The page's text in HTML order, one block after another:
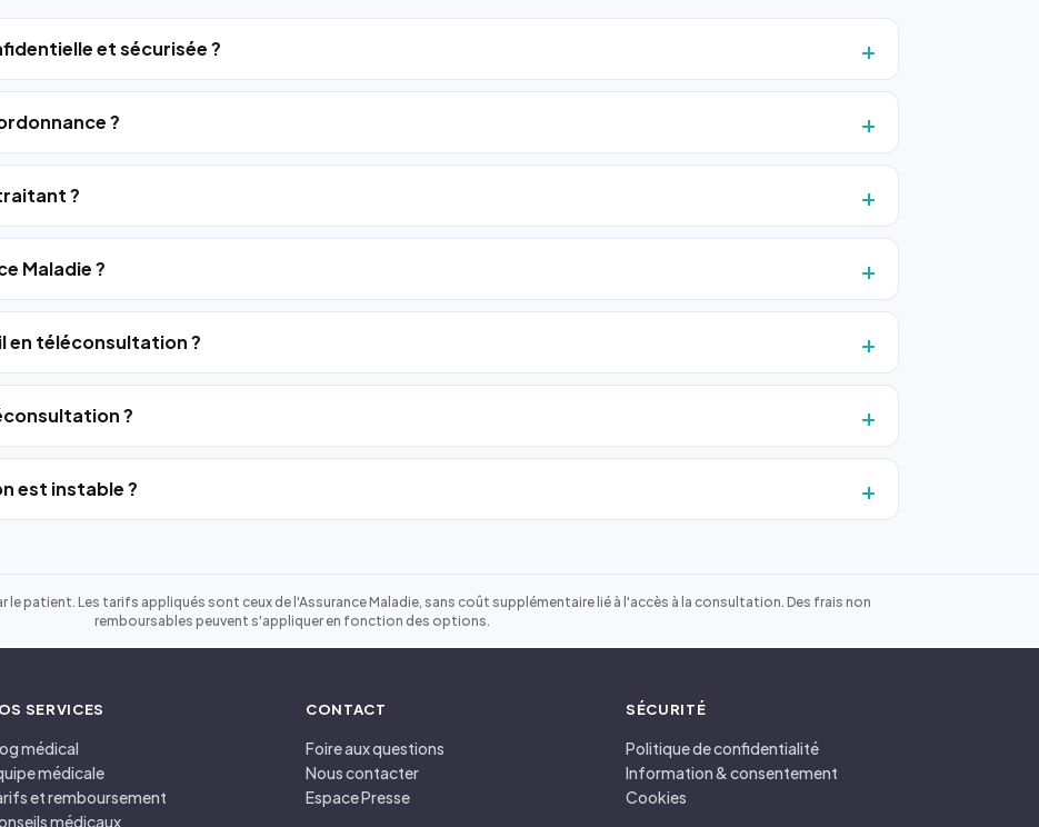
et sécurisée ?
?
?
Maladie ?
en téléconsultation ?
?
est instable ?
patient. Les tarifs appliqués sont ceux de l'Assurance Maladie, sans coût supplémentaire lié à l'accès à la consultation. Des frais non
remboursables peuvent s'appliquer en fonction des options.
SERVICES
médical
médicale
et remboursement
médicaux
CONTACT
Foire aux questions
Nous contacter
Espace Presse
SÉCURITÉ
Politique de confidentialité
Information & consentement
Cookies